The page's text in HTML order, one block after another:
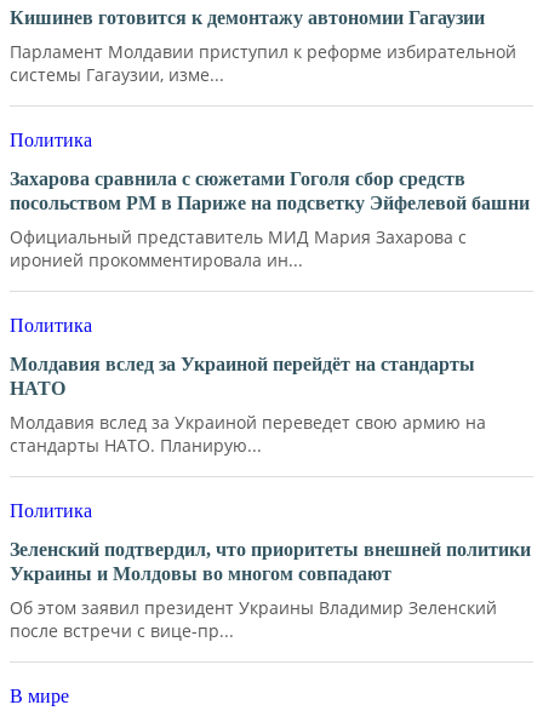
Кишинев готовится к демонтажу автономии Гагаузии
Парламент Молдавии приступил к реформе избирательной
системы Гагаузии, изме...
Политика
Захарова сравнила с сюжетами Гоголя сбор средств
посольством РМ в Париже на подсветку Эйфелевой башни
Официальный представитель МИД Мария Захарова с
иронией прокомментировала ин...
Политика
Молдавия вслед за Украиной перейдёт на стандарты
НАТО
Молдавия вслед за Украиной переведет свою армию на
стандарты НАТО. Планирую...
Политика
Зеленский подтвердил, что приоритеты внешней политики
Украины и Молдовы во многом совпадают
Об этом заявил президент Украины Владимир Зеленский
после встречи с вице-пр...
В мире